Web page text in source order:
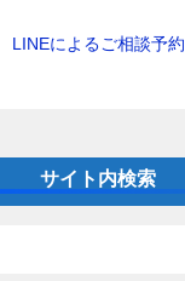
LINEによるご相談予約
サイト内検索